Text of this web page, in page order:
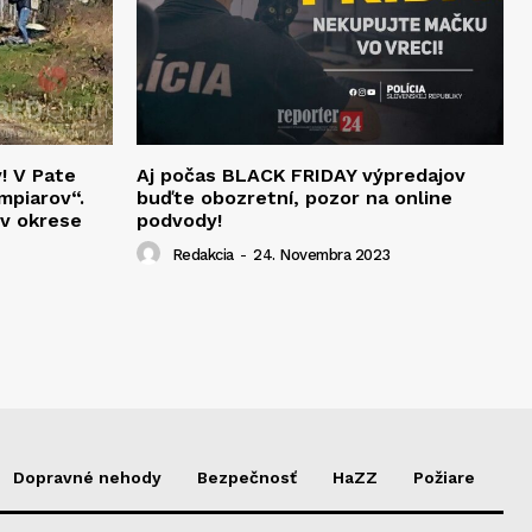
V Pate
okrese
Aj počas BLACK FRIDAY výpredajov
buďte obozretní, pozor na online
podvody!
Redakcia - 24. Novembra 2023
Dopravné nehody Bezpečnosť HaZZ Požiare